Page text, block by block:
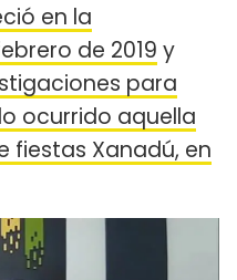
en la
de 2019 y
para
ocurrido aquella
fiestas Xanadú, en